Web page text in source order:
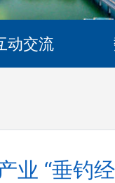
动交流
业 “垂钓